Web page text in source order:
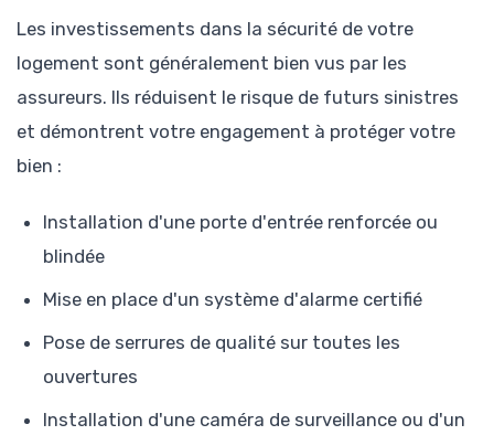
Les investissements dans la sécurité de votre
logement sont généralement bien vus par les
assureurs. Ils réduisent le risque de futurs sinistres
et démontrent votre engagement à protéger votre
bien :
Installation d'une porte d'entrée renforcée ou
blindée
Mise en place d'un système d'alarme certifié
Pose de serrures de qualité sur toutes les
ouvertures
Installation d'une caméra de surveillance ou d'un